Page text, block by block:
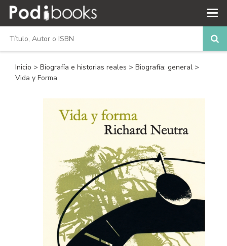
Inicio > Biografía e historias reales > Biografía: general >
Vida y Forma